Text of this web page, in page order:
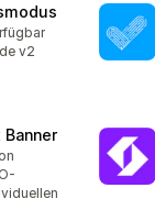
v2
Banner